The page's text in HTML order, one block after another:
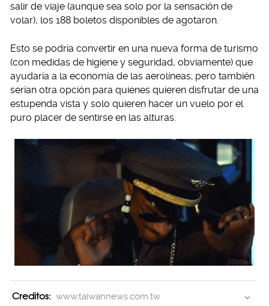
salir de viaje (aunque sea solo por la sensación de
volar), los 188 boletos disponibles de agotaron.
Esto se podría convertir en una nueva forma de turismo
(con medidas de higiene y seguridad, obviamente) que
ayudaría a la economía de las aerolíneas; pero también
serían otra opción para quienes quieren disfrutar de una
estupenda vista y solo quieren hacer un vuelo por el
puro placer de sentirse en las alturas.
Creditos: www.taiwannews.com.tw